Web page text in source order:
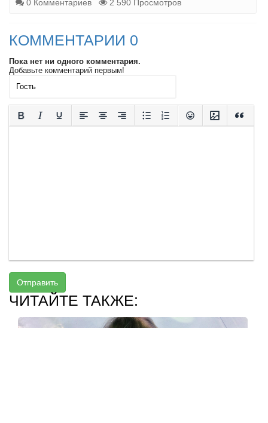
0 Комментариев
2 590 Просмотров
КОММЕНТАРИИ 0
Пока нет ни одного комментария.
Добавьте комментарий первым!
Отправить
ЧИТАЙТЕ ТАКЖЕ: